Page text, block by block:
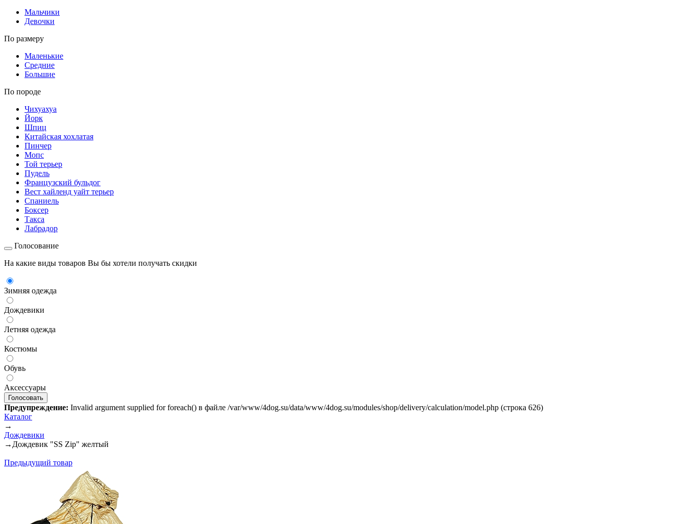
Мальчики
Девочки
По размеру
Маленькие
Средние
Большие
По породе
Чихуахуа
Йорк
Шпиц
Китайская хохлатая
Пинчер
Мопс
Той терьер
Пудель
Французский бульдог
Вест хайленд уайт терьер
Спаниель
Боксер
Такса
Лабрадор
Голосование
На какие виды товаров Вы бы хотели получать скидки
Зимняя одежда
Дождевики
Летняя одежда
Костюмы
Обувь
Аксессуары
Предупреждение: Invalid argument supplied for foreach() в файле /var/www/4dog.su/data/www/4dog.su/modules/shop/delivery/calculation/model.php (строка 626)
Каталог
→
Дождевики
→ Дождевик "SS Zip" желтый
Предыдущий товар